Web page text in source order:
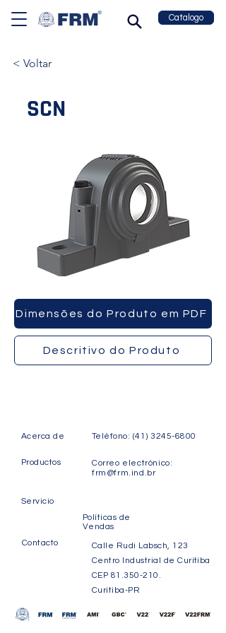
Catalogo
< Voltar
SCN
Dimensões do Produto em PDF
Descritivo do Produto
Acerca de Teléfono: (41) 3245-6800
Productos
Correo electrónico:
frm@frm.ind.br
Servicio
Políticas de
Vendas
Contacto
Calle Rudi Labsch, 123
Centro Industrial de Curitiba
CEP 81.350-210 .
Curitiba-PR